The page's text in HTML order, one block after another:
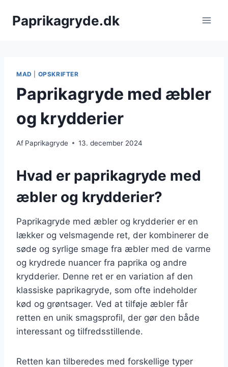
Paprikagryde.dk
MAD OPSKRIFTER
Paprikagryde med æbler
og krydderier
Af Paprikagryde 13. december 2024
Hvad er paprikagryde med
æbler og krydderier?
Paprikagryde med æbler og krydderier er en
lækker og velsmagende ret, der kombinerer de
søde og syrlige smage fra æbler med de varme
og krydrede nuancer fra paprika og andre
krydderier. Denne ret er en variation af den
klassiske paprikagryde, som ofte indeholder
kød og grøntsager. Ved at tilføje æbler får
retten en unik smagsprofil, der gør den både
interessant og tilfredsstillende.
Retten kan tilberedes med forskellige typer